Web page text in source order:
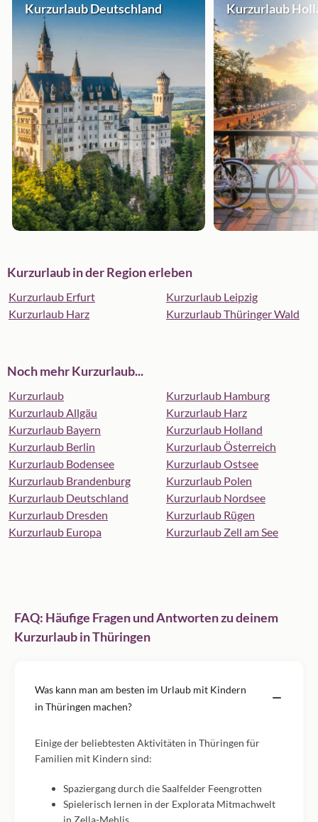
Kurzurlaub Deutschland Kurzurlaub
Kurzurlaub in der Region erleben
Kurzurlaub Erfurt
Kurzurlaub Harz
Kurzurlaub Leipzig
Kurzurlaub Thüringer Wald
Noch mehr Kurzurlaub...
Kurzurlaub
Kurzurlaub Allgäu
Kurzurlaub Bayern
Kurzurlaub Berlin
Kurzurlaub Bodensee
Kurzurlaub Brandenburg
Kurzurlaub Deutschland
Kurzurlaub Dresden
Kurzurlaub Europa
Kurzurlaub Hamburg
Kurzurlaub Harz
Kurzurlaub Holland
Kurzurlaub Österreich
Kurzurlaub Ostsee
Kurzurlaub Polen
Kurzurlaub Nordsee
Kurzurlaub Rügen
Kurzurlaub Zell am See
FAQ: Häufige Fragen und Antworten zu deinem
Kurzurlaub in Thüringen
Was kann man am besten im Urlaub mit Kindern
in Thüringen machen?
Einige der beliebtesten Aktivitäten in Thüringen für
Familien mit Kindern sind:
Spaziergang durch die Saalfelder Feengrotten
Spielerisch lernen in der Explorata Mitmachwelt
in Zella-Mehlis